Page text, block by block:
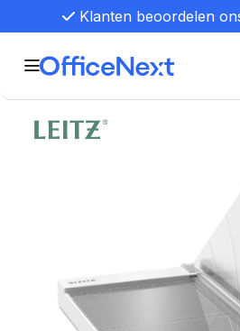
Klanten beoordelen